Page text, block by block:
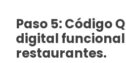
Paso 5: Código
digital
restaurantes.